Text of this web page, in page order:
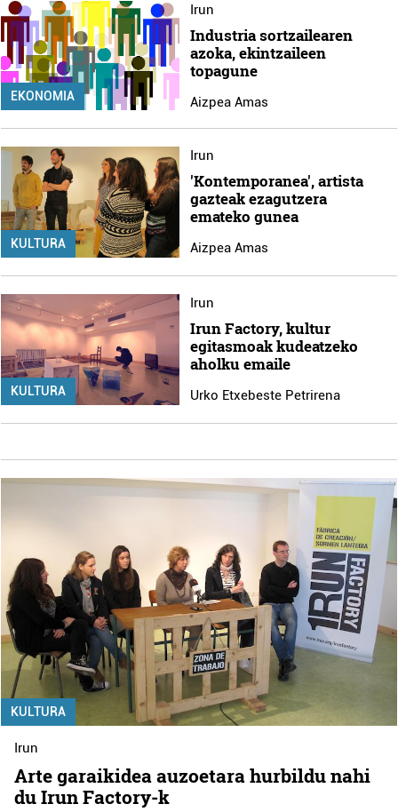
EKONOMIA
Irun
Industria sortzailearen
azoka, ekintzaileen
topagune
Aizpea Amas
KULTURA
Irun
'Kontemporanea', artista
gazteak ezagutzera
emateko gunea
Aizpea Amas
KULTURA
Irun
Irun Factory, kultur
egitasmoak kudeatzeko
aholku emaile
Urko Etxebeste Petrirena
KULTURA
Irun
Arte garaikidea auzoetara hurbildu nahi
du Irun Factory-k